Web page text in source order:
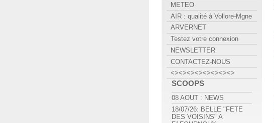
METEO
AIR : qualité à Vollore-Mgne
ARVERNET
Testez votre connexion
NEWSLETTER
CONTACTEZ-NOUS
<><><><><><><><>
SCOOPS
08 AOUT : NEWS
18/07/26: BELLE "FETE
DES VOISINS" A